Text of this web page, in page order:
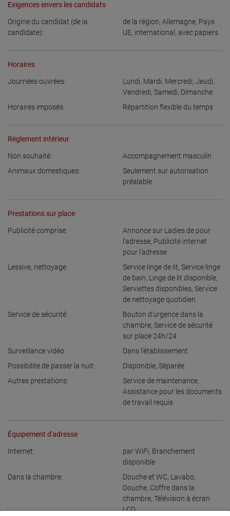
Exigences envers les candidats
Origine du candidat (de la
candidate):
de la région, Allemagne, Pays
UE, international, avec papiers
Horaires
Journées ouvrées: Lundi, Mardi, Mercredi, Jeudi,
Vendredi, Samedi, Dimanche
Horaires imposés:
Répartition flexible du temps
Règlement intérieur
Non souhaité:
Accompagnement masculin
Animaux domestiques:
Seulement sur autorisation
préalable
Prestations sur place
Publicité comprise:
Annonce sur Ladies.de pour
l'adresse, Publicité internet
pour l'adresse
Lessive, nettoyage:
Service linge de lit, Service linge
de bain, Linge de lit disponible,
Serviettes disponibles, Service
de nettoyage quotidien
Service de sécurité:
Bouton d'urgence dans la
chambre, Service de sécurité
sur place 24h/24
Surveillance vidéo:
Dans l'établissement
Possibilité de passer la nuit:
Disponible, Séparée
Autres prestations:
Service de maintenance,
Assistance pour les documents
de travail requis
Équipement d'adresse
Internet: par WiFi, Branchement
disponible
Dans la chambre:
Douche et WC, Lavabo,
Douche, Coffre dans la
chambre, Télévision à écran
LCD